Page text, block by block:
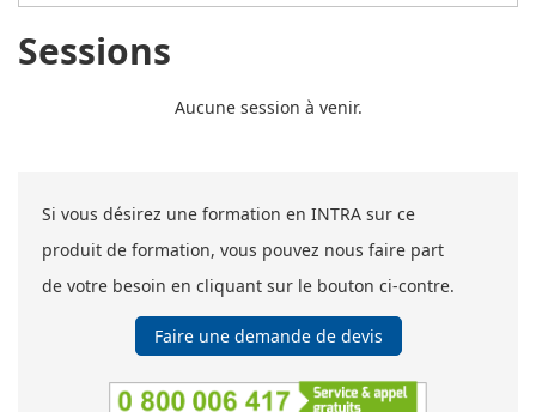
Sessions
Aucune session à venir.
Si vous désirez une formation en INTRA sur ce
produit de formation, vous pouvez nous faire part
de votre besoin en cliquant sur le bouton ci-contre.
Faire une demande de devis